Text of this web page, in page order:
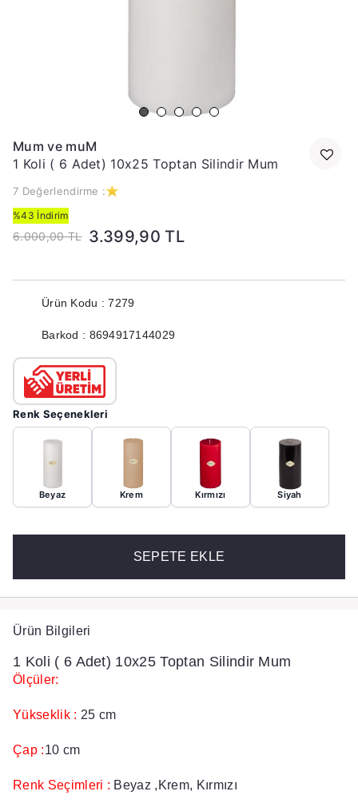
Mum ve muM
1 Koli ( 6 Adet) 10x25 Toptan Silindir Mum
7 Değerlendirme :
%43 İndirim
6.000,00 TL 3.399,90 TL
Ürün Kodu : 7279
Barkod : 8694917144029
Renk Seçenekleri
Beyaz Krem Kırmızı Siyah
SEPETE EKLE
Ürün Bilgileri
1 Koli ( 6 Adet) 10x25 Toptan Silindir Mum
Ölçüler:
Yükseklik : 25 cm
Çap :10 cm
Renk Seçimleri : Beyaz ,Krem, Kırmızı